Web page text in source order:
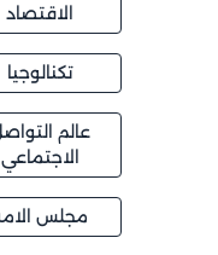
الاقتصاد
تكنالوجيا
عالم
الاجتماعي
مجلس